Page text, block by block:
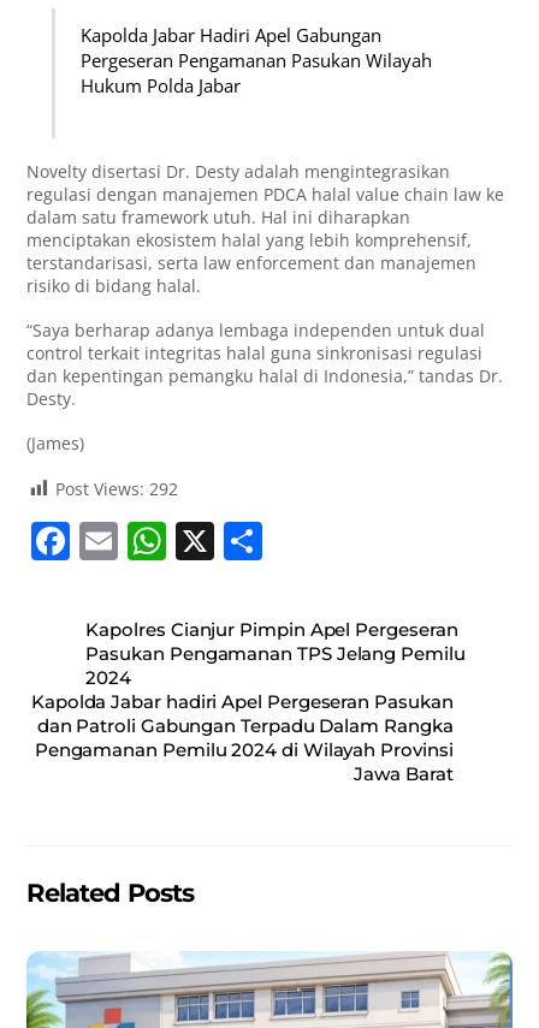
Kapolda Jabar Hadiri Apel Gabungan
Pergeseran Pengamanan Pasukan Wilayah
Hukum Polda Jabar
Novelty disertasi Dr. Desty adalah mengintegrasikan
regulasi dengan manajemen PDCA halal value chain law ke
dalam satu framework utuh. Hal ini diharapkan
menciptakan ekosistem halal yang lebih komprehensif,
terstandarisasi, serta law enforcement dan manajemen
risiko di bidang halal.
“Saya berharap adanya lembaga independen untuk dual
control terkait integritas halal guna sinkronisasi regulasi
dan kepentingan pemangku halal di Indonesia,” tandas Dr.
Desty.
(James)
Post Views: 292
F
c
e
b
o
o
E
ai
l
W
at
s
A
p
p
X
ar
e
Kapolres Cianjur Pimpin Apel Pergeseran
Pasukan Pengamanan TPS Jelang Pemilu
2024
Kapolda Jabar hadiri Apel Pergeseran Pasukan
dan Patroli Gabungan Terpadu Dalam Rangka
Pengamanan Pemilu 2024 di Wilayah Provinsi
Jawa Barat
Related Posts